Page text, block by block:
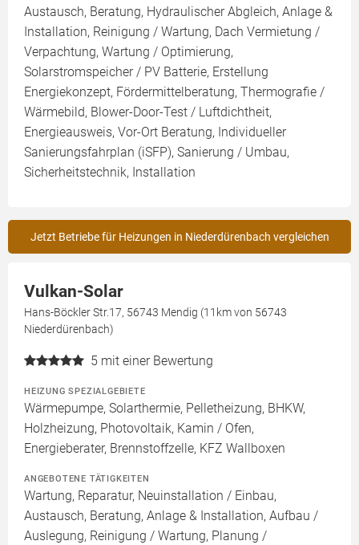
Austausch, Beratung, Hydraulischer Abgleich, Anlage &
Installation, Reinigung / Wartung, Dach Vermietung /
Verpachtung, Wartung / Optimierung,
Solarstromspeicher / PV Batterie, Erstellung
Energiekonzept, Fördermittelberatung, Thermografie /
Wärmebild, Blower-Door-Test / Luftdichtheit,
Energieausweis, Vor-Ort Beratung, Individueller
Sanierungsfahrplan (iSFP), Sanierung / Umbau,
Sicherheitstechnik, Installation
Jetzt Betriebe für Heizungen in Niederdürenbach vergleichen
Vulkan-Solar
Hans-Böckler Str.17, 56743 Mendig (11km von 56743
Niederdürenbach)
5 mit einer Bewertung
HEIZUNG SPEZIALGEBIETE
Wärmepumpe, Solarthermie, Pelletheizung, BHKW,
Holzheizung, Photovoltaik, Kamin / Ofen,
Energieberater, Brennstoffzelle, KFZ Wallboxen
ANGEBOTENE TÄTIGKEITEN
Wartung, Reparatur, Neuinstallation / Einbau,
Austausch, Beratung, Anlage & Installation, Aufbau /
Auslegung, Reinigung / Wartung, Planung /